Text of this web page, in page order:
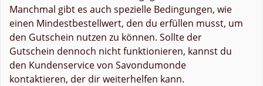
Manchmal gibt es auch spezielle Bedingungen, wie
einen Mindestbestellwert, den du erfüllen musst, um
den Gutschein nutzen zu können. Sollte der
Gutschein dennoch nicht funktionieren, kannst du
den Kundenservice von Savondumonde
kontaktieren, der dir weiterhelfen kann.